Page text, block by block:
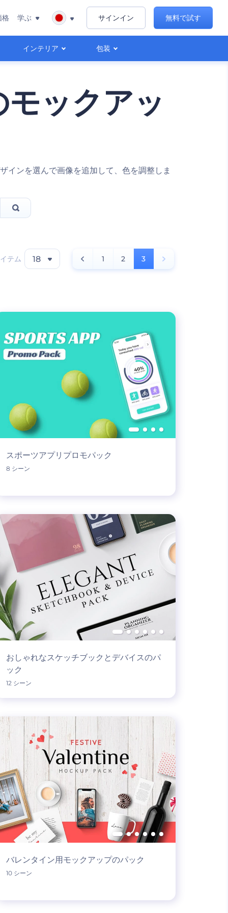
インテリア 包装
格 学ぶ サインイン 無料で試す
ックアッ
インを選んで画像を追加して、色を調整しま
テム 18 1 2 3
スポーツアプリプロモパック
8 シーン
おしゃれなスケッチブックとデバイスのパ
ック
12 シーン
バレンタイン用モックアップのパック
10 シーン